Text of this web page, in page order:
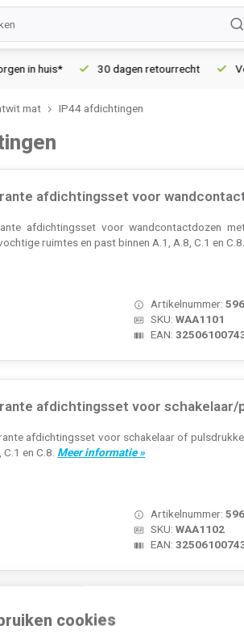
cookies
in huis* 30 dagen retourrecht
mat IP44 afdichtingen
afdichtingsset voor
afdichtingsset voor wandcontactdozen
ruimtes en past binnen A.1, A.8, C.1 en C.8.
Artikelnummer:
SKU:WAA1101
EAN:
afdichtingsset voor
afdichtingsset voor schakelaar of
en C.8. Meer informatie »
Artikelnummer:
SKU:WAA1102
EAN:
afdichtingsset voor